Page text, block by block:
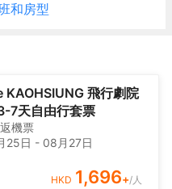
和房型
KAOHSIUNG 飛行劇院
7天自由行套票
機票
25日 - 08月27日
HKD 1,696+/人